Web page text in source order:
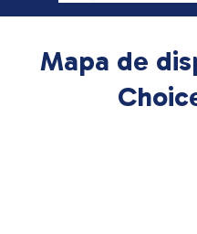
Mapa de